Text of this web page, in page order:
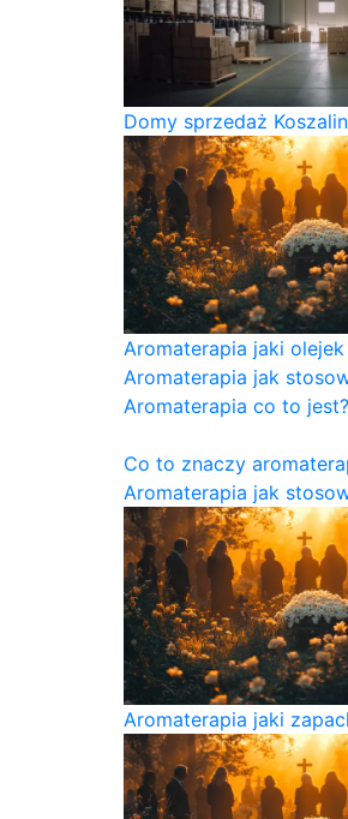
Domy sprzedaż Koszalin
Aromaterapia jaki
Aromaterapia jak
Aromaterapia co to jest?
Co to znaczy
Aromaterapia jak
Aromaterapia jaki